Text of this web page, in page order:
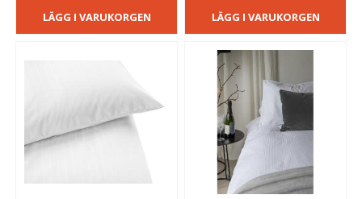
LÄGG I VARUKORGEN LÄGG I VARUKORGEN